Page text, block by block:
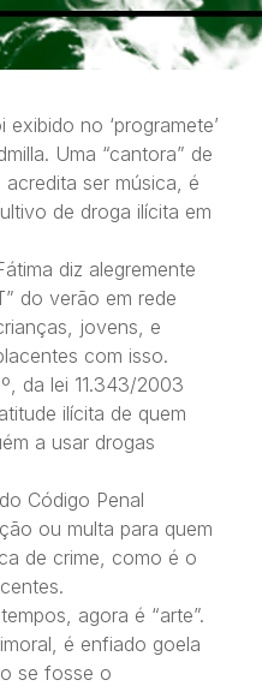
no ‘programete’
Uma “cantora” de
acredita ser música, é
de droga ilícita em
diz alegremente
do verão em rede
jovens, e
com isso.
da lei 11.343/2003
ilícita de quem
a usar drogas
Código Penal
ou multa para quem
de crime, como é o
agora é “arte”.
é enfiado goela
se fosse o